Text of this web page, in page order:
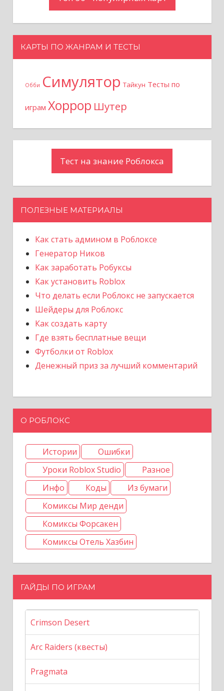
КАРТЫ ПО ЖАНРАМ И ТЕСТЫ
Обби Симулятор Тайкун Тесты по
играм Хоррор Шутер
Тест на знание Роблокса
ПОЛЕЗНЫЕ МАТЕРИАЛЫ
Как стать админом в Роблоксе
Генератор Ников
Как заработать Робуксы
Как установить Roblox
Что делать если Роблокс не запускается
Шейдеры для Роблокс
Как создать карту
Где взять бесплатные вещи
Футболки от Roblox
Денежный приз за лучший комментарий
О РОБЛОКС
Истории
Ошибки
Уроки Roblox Studio
Разное
Инфо
Коды
Из бумаги
Комиксы Мир денди
Комиксы Форсакен
Комиксы Отель Хазбин
ГАЙДЫ ПО ИГРАМ
Crimson Desert
Arc Raiders (квесты)
Pragmata